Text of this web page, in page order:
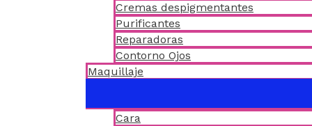
Cremas despigmentantes
Purificantes
Reparadoras
Contorno Ojos
Maquillaje
Cara